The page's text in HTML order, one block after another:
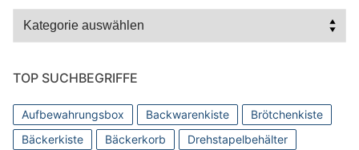
Kategorien
TOP SUCHBEGRIFFE
Aufbewahrungsbox Backwarenkiste
Brötchenkiste
Bäckerkiste
Bäckerkorb
Drehstapelbehälter